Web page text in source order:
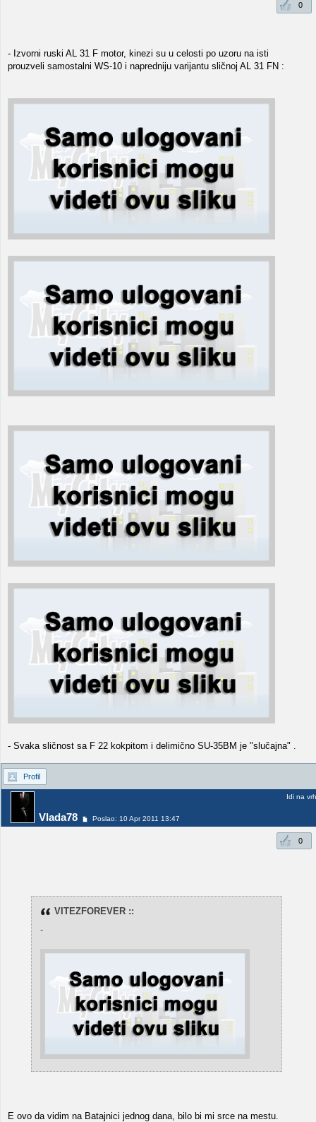
0
- Izvorni ruski AL 31 F motor, kinezi su u celosti po uzoru na isti
prouzveli samostalni WS-10 i napredniju varijantu sličnoj AL 31 FN :
- Svaka sličnost sa F 22 kokpitom i delimično SU-35BM je "slučajna" .
Profil
Vlada78 Poslao: 10 Apr 2011 13:47
Idi na vrh
0
VITEZFOREVER ::
-
E ovo da vidim na Batajnici jednog dana, bilo bi mi srce na mestu.